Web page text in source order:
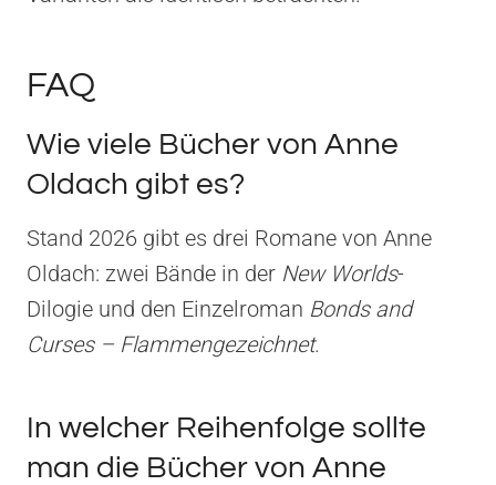
FAQ
Wie viele Bücher von Anne
Oldach gibt es?
Stand 2026 gibt es drei Romane von Anne
Oldach: zwei Bände in der New Worlds-
Dilogie und den Einzelroman Bonds and
Curses – Flammengezeichnet.
In welcher Reihenfolge sollte
man die Bücher von Anne